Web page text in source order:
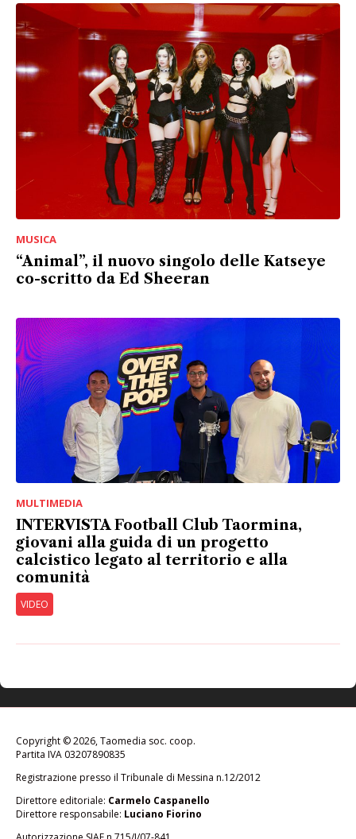
MUSICA
“Animal”, il nuovo singolo delle Katseye
co-scritto da Ed Sheeran
MULTIMEDIA
INTERVISTA Football Club Taormina,
giovani alla guida di un progetto
calcistico legato al territorio e alla
comunità
VIDEO
Copyright © 2026, Taomedia soc. coop.
Partita IVA 03207890835
Registrazione presso il Tribunale di Messina n.12/2012
Direttore editoriale: Carmelo Caspanello
Direttore responsabile: Luciano Fiorino